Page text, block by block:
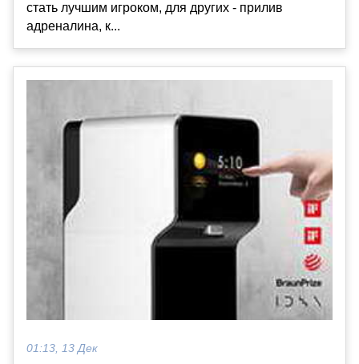
стать лучшим игроком, для других - прилив
адреналина, к...
01:13, 13 Дек